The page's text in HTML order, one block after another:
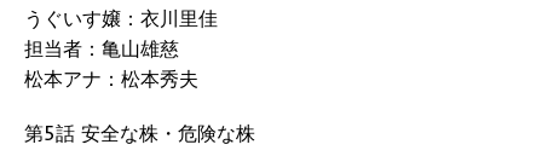
うぐいす嬢：衣川里佳
担当者：亀山雄慈
松本アナ：松本秀夫
第5話 安全な株・危険な株